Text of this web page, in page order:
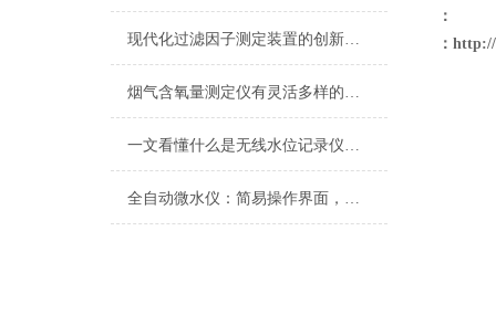
现代化过滤因子测定装置的创新与应用
烟气含氧量测定仪有灵活多样的安装方式
一文看懂什么是无线水位记录仪，赶快收藏
全自动微水仪：简易操作界面，便捷数据处理
：
： http://